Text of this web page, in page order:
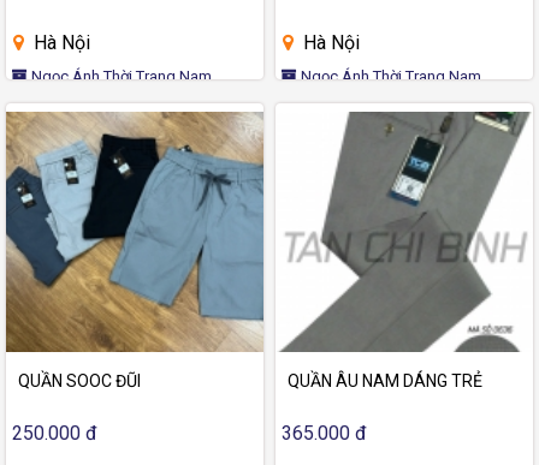
Hà Nội
Ngọc Ánh Thời Trang Nam
Hà Nội
Ngọc Ánh Thời Trang Nam
QUẦN SOOC ĐŨI
250.000 đ
QUẦN ÂU NAM DÁNG TRẺ
365.000 đ